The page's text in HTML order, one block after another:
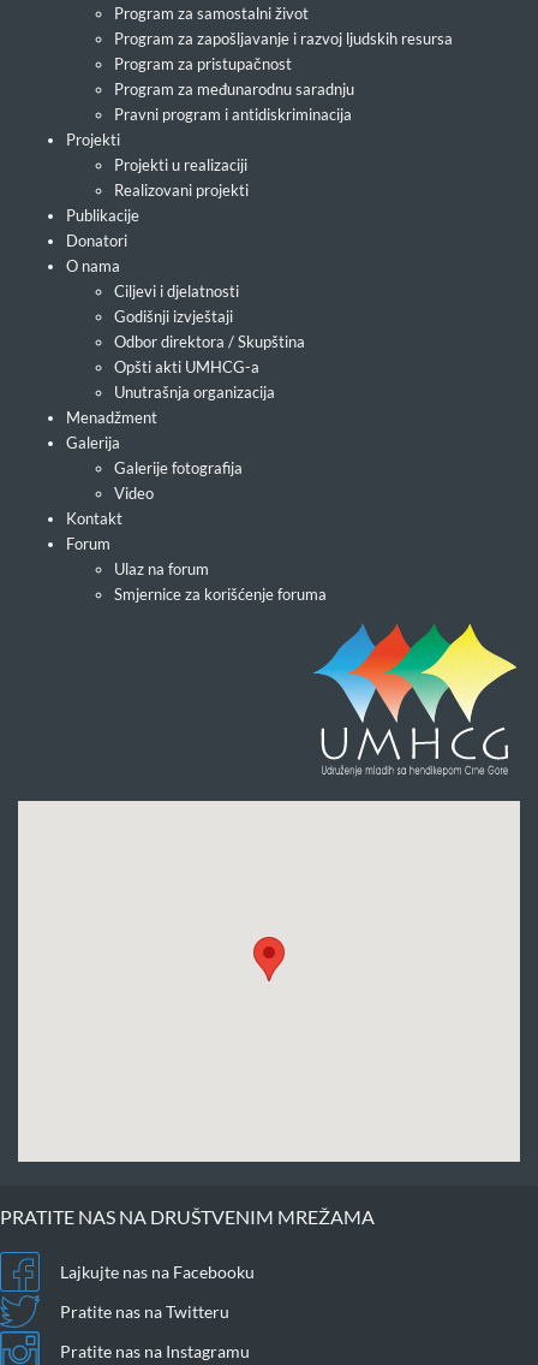
Program za samostalni život
Program za zapošljavanje i razvoj ljudskih resursa
Program za pristupačnost
Program za međunarodnu saradnju
Pravni program i antidiskriminacija
Projekti
Projekti u realizaciji
Realizovani projekti
Publikacije
Donatori
O nama
Ciljevi i djelatnosti
Godišnji izvještaji
Odbor direktora / Skupština
Opšti akti UMHCG-a
Unutrašnja organizacija
Menadžment
Galerija
Galerije fotografija
Video
Kontakt
Forum
Ulaz na forum
Smjernice za korišćenje foruma
PRATITE NAS NA DRUŠTVENIM MREŽAMA
Lajkujte nas na Facebooku
Pratite nas na Twitteru
Pratite nas na Instagramu